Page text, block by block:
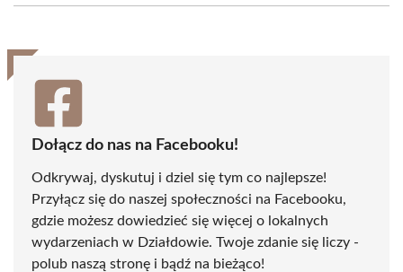
(Twitter)
Dołącz do nas na Facebooku!
Odkrywaj, dyskutuj i dziel się tym co najlepsze!
Przyłącz się do naszej społeczności na Facebooku,
gdzie możesz dowiedzieć się więcej o lokalnych
wydarzeniach w Działdowie. Twoje zdanie się liczy -
polub naszą stronę i bądź na bieżąco!